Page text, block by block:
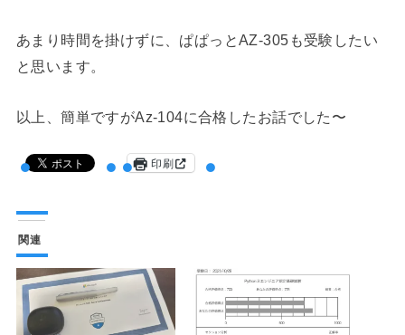
あまり時間を掛けずに、ぱぱっとAZ-305も受験したい
と思います。
以上、簡単ですがAz-104に合格したお話でした〜
印刷
関連